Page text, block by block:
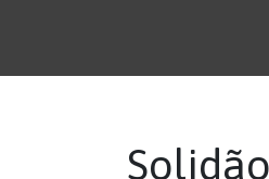
Solidão